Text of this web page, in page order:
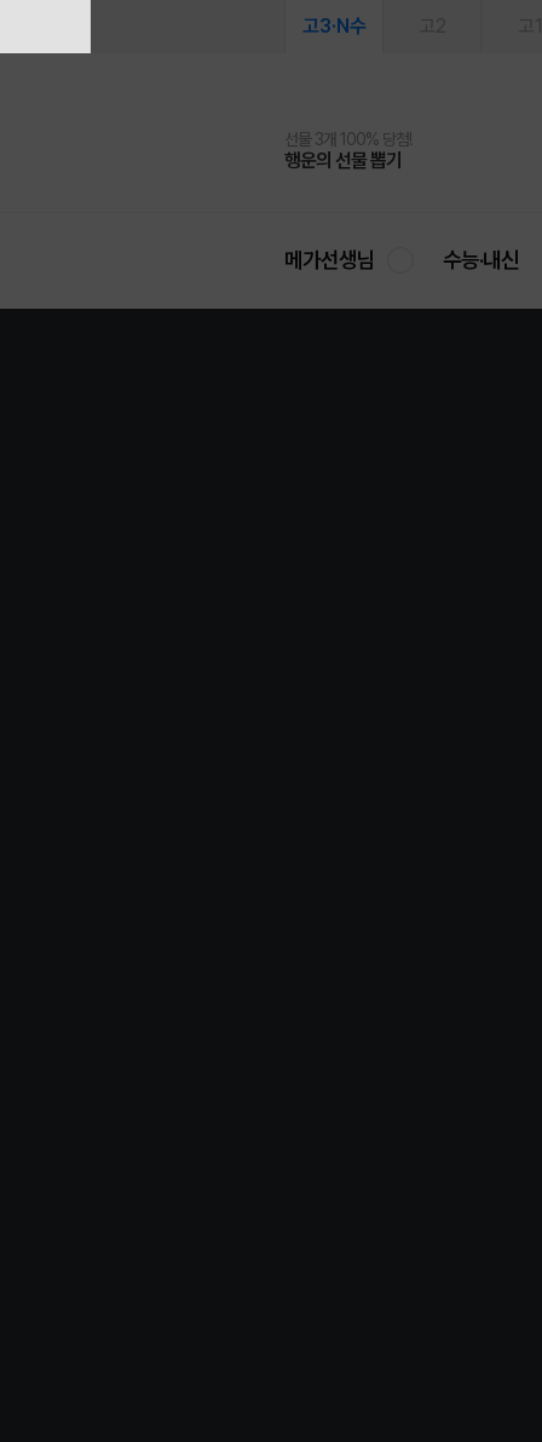
고3·N수
선물 3개 100% 당첨!
행운의 선물 뽑기
선물 100% 증정!
메가스터디 X 올리브
여름방학 스터디 캐시백
메가런 썸머스쿨
2027 러셀 단과
강사 공개선발
스마트러닝앱
설문 EVENT
메가패스
3일 무료 체험권
메가패스 수강생 무료혜택!
메가클럽 멤버십
사회공헌 캠페인
희망이룸 메가나눔
메가선생님 수능·내신